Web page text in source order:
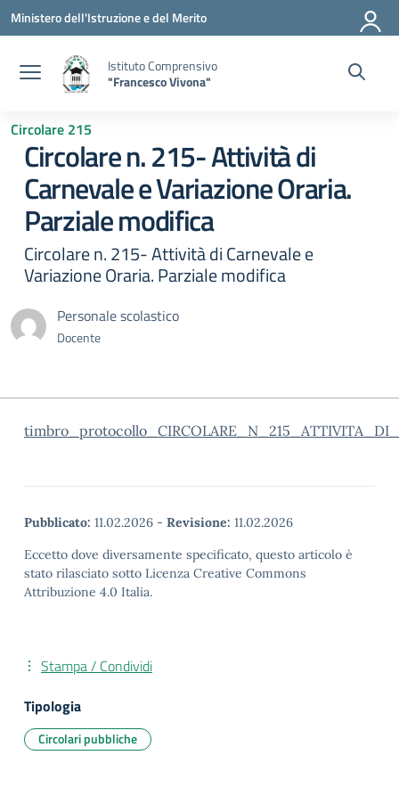
Vai ai contenuti
Vai al menu di navigazione
Vai al footer
Ministero dell'Istruzione e del Merito
Istituto Comprensivo
"Francesco Vivona"
Circolare 215
Circolare n. 215- Attività di
Carnevale e Variazione Oraria.
Parziale modifica
Circolare n. 215- Attività di Carnevale e
Variazione Oraria. Parziale modifica
Personale scolastico
Docente
Pubblicato: 11.02.2026 - Revisione: 11.02.2026
Eccetto dove diversamente specificato, questo articolo è
stato rilasciato sotto Licenza Creative Commons
Attribuzione 4.0 Italia.
Stampa / Condividi
Tipologia
Circolari pubbliche